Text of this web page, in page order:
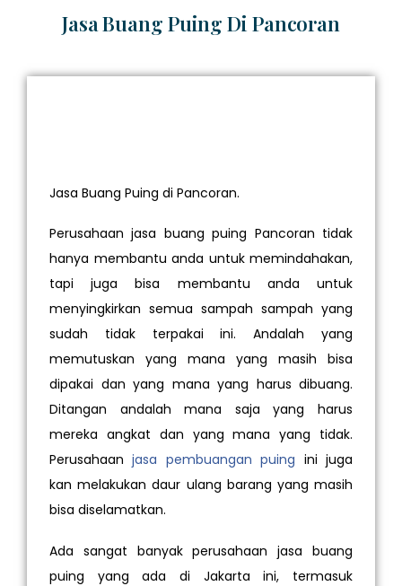
Jasa Buang Puing Di Pancoran
Jasa Buang Puing di Pancoran.
Perusahaan jasa buang puing Pancoran tidak
hanya membantu anda untuk memindahakan,
tapi juga bisa membantu anda untuk
menyingkirkan semua sampah sampah yang
sudah tidak terpakai ini. Andalah yang
memutuskan yang mana yang masih bisa
dipakai dan yang mana yang harus dibuang.
Ditangan andalah mana saja yang harus
mereka angkat dan yang mana yang tidak.
Perusahaanjasa pembuangan puing ini juga
kan melakukan daur ulang barang yang masih
bisa diselamatkan.
Ada sangat banyak perusahaan jasa buang
puing yang ada di Jakarta ini, termasuk